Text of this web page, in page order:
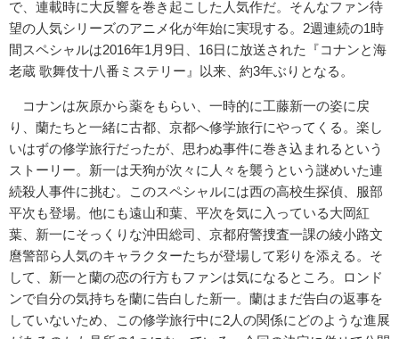
で、連載時に大反響を巻き起こした人気作だ。そんなファン待
望の人気シリーズのアニメ化が年始に実現する。2週連続の1時
間スペシャルは2016年1月9日、16日に放送された『コナンと海
老蔵 歌舞伎十八番ミステリー』以来、約3年ぶりとなる。
コナンは灰原から薬をもらい、一時的に工藤新一の姿に戻
り、蘭たちと一緒に古都、京都へ修学旅行にやってくる。楽し
いはずの修学旅行だったが、思わぬ事件に巻き込まれるという
ストーリー。新一は天狗が次々に人々を襲うという謎めいた連
続殺人事件に挑む。このスペシャルには西の高校生探偵、服部
平次も登場。他にも遠山和葉、平次を気に入っている大岡紅
葉、新一にそっくりな沖田総司、京都府警捜査一課の綾小路文
麿警部ら人気のキャラクターたちが登場して彩りを添える。そ
して、新一と蘭の恋の行方もファンは気になるところ。ロンド
ンで自分の気持ちを蘭に告白した新一。蘭はまだ告白の返事を
していないため、この修学旅行中に2人の関係にどのような進展